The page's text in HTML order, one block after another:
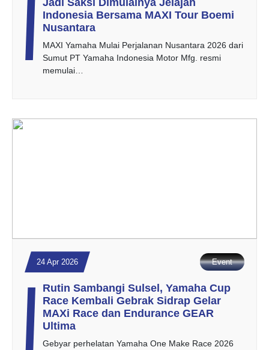
Jadi Saksi Dimulainya Jelajah
Indonesia Bersama MAXI Tour Boemi
Nusantara
MAXI Yamaha Mulai Perjalanan Nusantara 2026 dari
Sumut PT Yamaha Indonesia Motor Mfg. resmi
memulai…
24 Apr 2026 Event
Rutin Sambangi Sulsel, Yamaha Cup
Race Kembali Gebrak Sidrap Gelar
MAXi Race dan Endurance GEAR
Ultima
Gebyar perhelatan Yamaha One Make Race 2026